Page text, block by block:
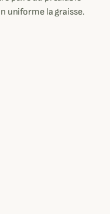
uniforme la graisse.